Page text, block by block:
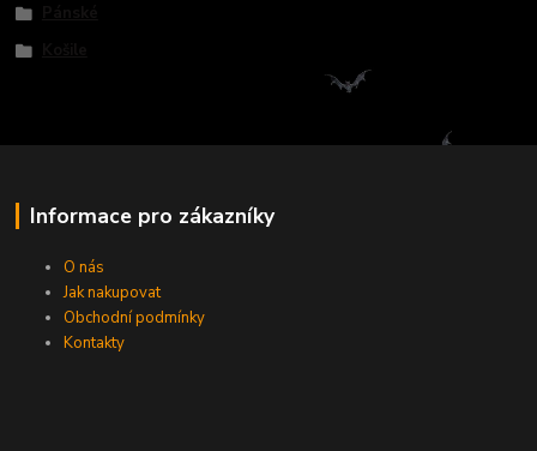
Informace pro zákazníky
O nás
Jak nakupovat
Obchodní podmínky
Kontakty